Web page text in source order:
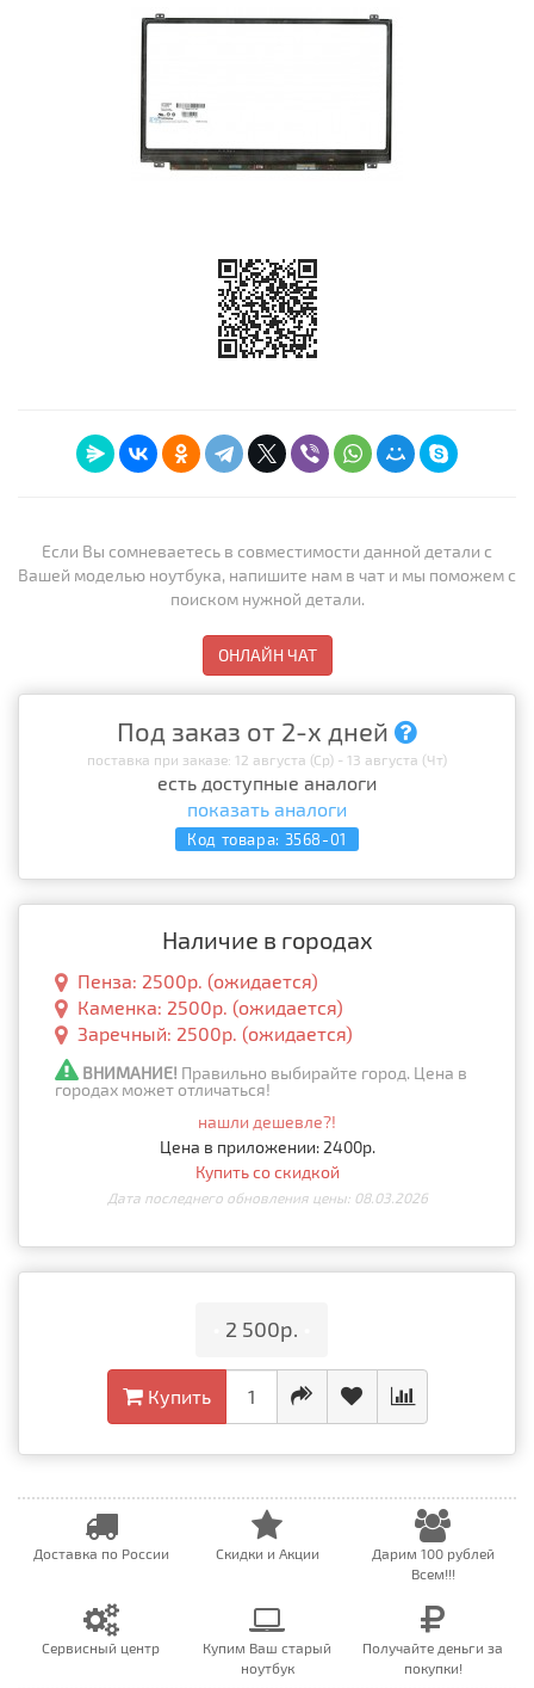
Если Вы сомневаетесь в совместимости данной детали с
Вашей моделью ноутбука, напишите нам в чат и мы поможем с
поиском нужной детали.
ОНЛАЙН ЧАТ
Под заказ от 2-х дней
поставка при заказе: 12 августа (Ср) - 13 августа (Чт)
есть доступные аналоги
показать аналоги
Код товара: 3568-01
Наличие в городах
Пенза: 2500р. (ожидается)
Каменка: 2500р. (ожидается)
Заречный: 2500р. (ожидается)
ВНИМАНИЕ! Правильно выбирайте город. Цена в
городах может отличаться!
нашли дешевле?!
Цена в приложении: 2400р.
Купить со скидкой
Дата последнего обновления цены: 08.03.2026
2 500р.
Купить
Доставка по России Скидки и Акции
Дарим 100 рублей
Всем!!!
Сервисный центр
Купим Ваш старый
ноутбук
Получайте деньги за
покупки!